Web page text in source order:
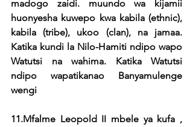
madogo zaidi. muundo wa kijamii
huonyesha kuwepo kwa kabila (ethnic),
kabila (tribe), ukoo (clan), na jamaa.
Katika kundi la Nilo-Hamiti ndipo wapo
Watutsi na wahima. Katika Watutsi
ndipo wapatikanao Banyamulenge
wengi
11.Mfalme Leopold II mbele ya kufa ,